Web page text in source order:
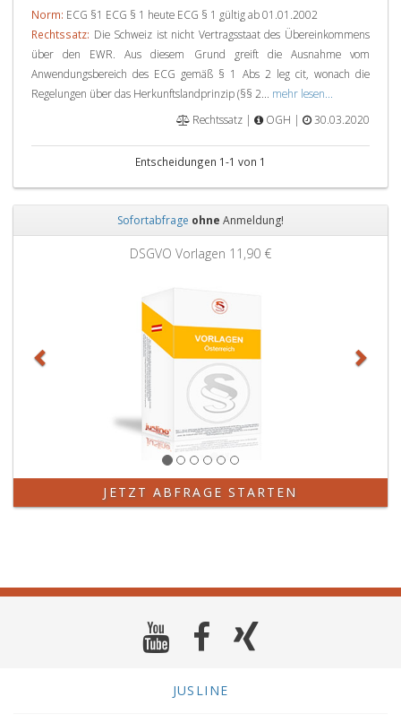
Norm: ECG §1 ECG § 1 heute ECG § 1 gültig ab 01.01.2002
Rechtssatz: Die Schweiz ist nicht Vertragsstaat des Übereinkommens
über den EWR. Aus diesem Grund greift die Ausnahme vom
Anwendungsbereich des ECG gemäß § 1 Abs 2 leg cit, wonach die
Regelungen über das Herkunftslandprinzip (§§ 2... mehr lesen...
Rechtssatz |
OGH | 30.03.2020
Entscheidungen 1-1 von 1
Sofortabfrage ohne Anmeldung!
DSGVO Vorlagen 11,90 €
JETZT ABFRAGE STARTEN
JUSLINE